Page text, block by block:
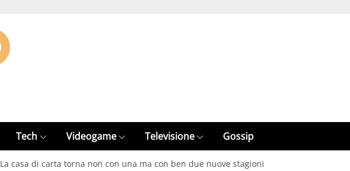
Tech Videogame Televisione Gossip
La casa di carta torna non con una ma con ben due nuove stagioni